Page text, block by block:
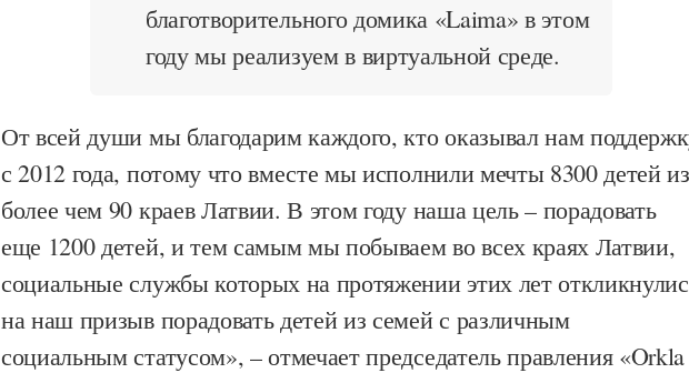
благотворительного домика «Laima» в этом
году мы реализуем в виртуальной среде.
От всей души мы благодарим каждого, кто оказывал нам
с 2012 года, потому что вместе мы исполнили мечты 8300 детей из
более чем 90 краев Латвии. В этом году наша цель – порадовать
еще 1200 детей, и тем самым мы побываем во всех краях Латвии,
социальные службы которых на протяжении этих лет
на наш призыв порадовать детей из семей с различным
социальным статусом», – отмечает председатель правления «Orkla